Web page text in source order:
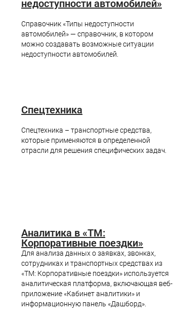
недоступности автомобилей»
Справочник «Типы недоступности
автомобилей» — справочник, в котором
можно создавать возможные ситуации
недоступности автомобилей.
Спецтехника
Спецтехника – транспортные средства,
которые применяются в определенной
отрасли для решения специфических задач.
Аналитика в «ТМ:
Корпоративные поездки»
Для анализа данных о заявках, звонках,
сотрудниках и транспортных средствах из
«ТМ: Корпоративные поездки» используется
аналитическая платформа, включающая веб-
приложение «Кабинет аналитики» и
информационную панель «Дашборд».